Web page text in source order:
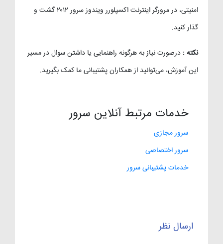
امنیتی، در مرورگر اینترنت اکسپلورر ویندوز سرور ۲۰۱۲ گشت و
گذار کنید.
نکته : درصورت نیاز به هرگونه راهنمایی یا داشتن سوال در مسیر
این آموزش، می‌توانید از همکاران پشتیبانی ما کمک بگیرید.
خدمات مرتبط آنلاین سرور
سرور مجازی
سرور اختصاصی
خدمات پشتیبانی سرور
ارسال نظر